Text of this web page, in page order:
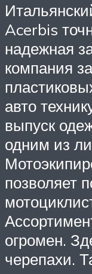
Acerbis
надежная
компания
авто
выпуск
одним из
позволяет
огромен.
черепахи.